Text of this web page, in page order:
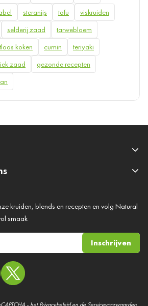
steranijs tofu
viskruiden
selderij zaad
tarwebloem
koken cumin
teriyaki
zaad
gezonde recepten
kruiden, blends en recepten en volg Natural
smaak
Inschrijven
- hetPrivacybeleiden de Servicevoorwaarden